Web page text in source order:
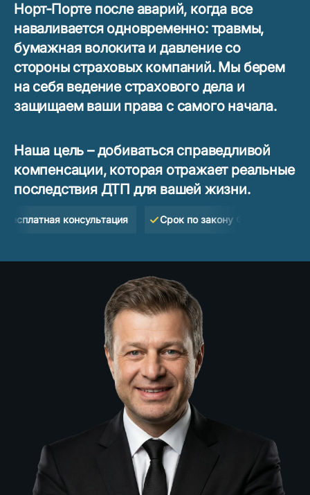
Норт‑Порте после аварий, когда все
наваливается одновременно: травмы,
бумажная волокита и давление со
стороны страховых компаний. Мы берем
на себя ведение страхового дела и
защищаем ваши права с самого начала.
Наша цель – добиваться справедливой
компенсации, которая отражает реальные
последствия ДТП для вашей жизни.
консультация Срок по закону Флориды — 2 года